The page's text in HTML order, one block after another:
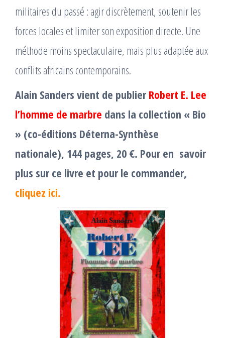
militaires du passé : agir discrètement, soutenir les
forces locales et limiter son exposition directe. Une
méthode moins spectaculaire, mais plus adaptée aux
conflits africains contemporains.
Alain Sanders vient de publier Robert E. Lee
l’homme de marbre dans la collection « Bio
» (co-éditions Déterna-Synthèse
nationale), 144 pages, 20 €. Pour en savoir
plus sur ce livre et pour le commander,
cliquez ici.